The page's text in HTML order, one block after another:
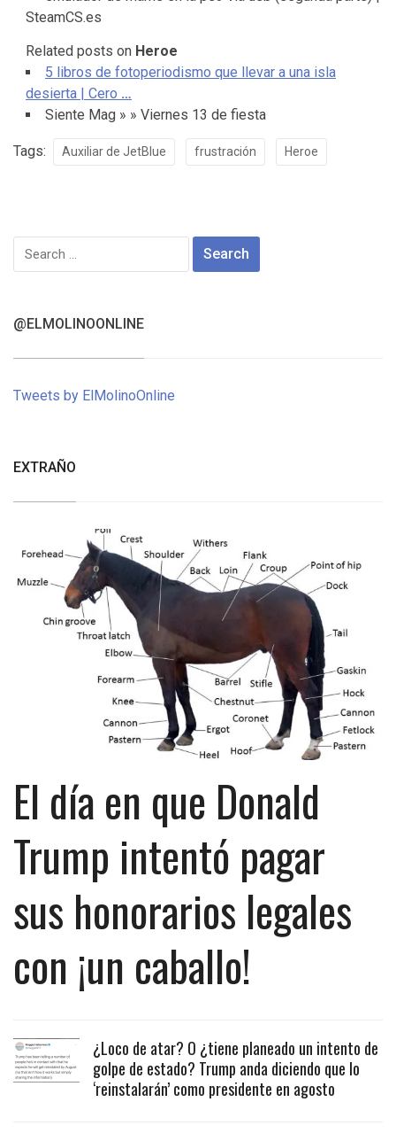
SteamCS.es
Related posts on Heroe
5 libros de fotoperiodismo que llevar a una isla
desierta | Cero …
Siente Mag » » Viernes 13 de fiesta
Tags: Auxiliar de JetBlue frustración Heroe
Search
for:
@ELMOLINOONLINE
Tweets by ElMolinoOnline
EXTRAÑO
El día en que Donald
Trump intentó pagar
sus honorarios legales
con ¡un caballo!
¿Loco de atar? O ¿tiene planeado un intento de
golpe de estado? Trump anda diciendo que lo
‘reinstalarán’ como presidente en agosto